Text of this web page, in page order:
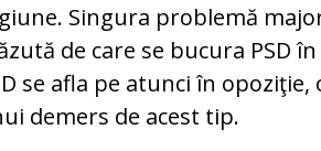
Singura problemă
de care se bucura PSD
se afla pe atunci în
demers de acest tip.